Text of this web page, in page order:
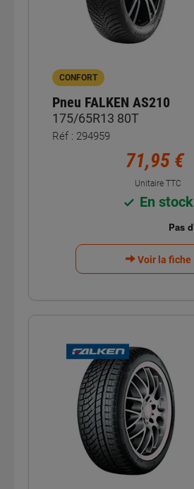
CONFORT
Pneu FALKEN AS210
175/65R13 80T
Réf : 294959
71,95 €
Unitaire TTC
En stock
Voir la fiche